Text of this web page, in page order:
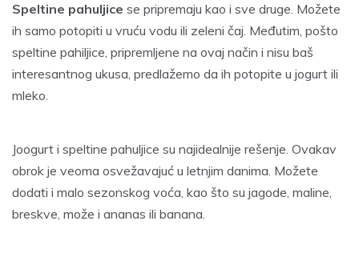
Speltine pahuljice se pripremaju kao i sve druge. Možete
ih samo potopiti u vruću vodu ili zeleni čaj. Međutim, pošto
speltine pahiljice, pripremljene na ovaj način i nisu baš
interesantnog ukusa, predlažemo da ih potopite u jogurt ili
mleko.
Joogurt i speltine pahuljice su najidealnije rešenje. Ovakav
obrok je veoma osvežavajuć u letnjim danima. Možete
dodati i malo sezonskog voća, kao što su jagode, maline,
breskve, može i ananas ili banana.